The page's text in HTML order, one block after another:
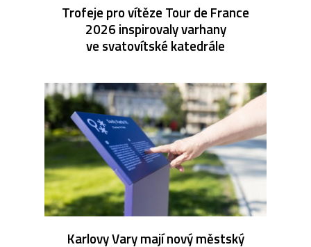
Trofeje pro vítěze Tour de France
2026 inspirovaly varhany
ve svatovítské katedrále
Karlovy Vary mají nový městský